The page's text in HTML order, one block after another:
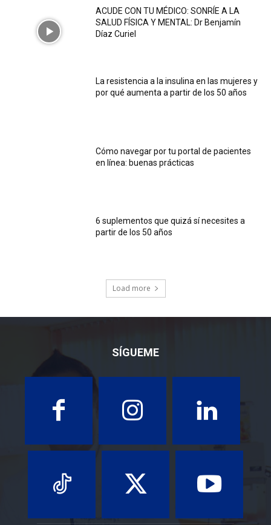
ACUDE CON TU MÉDICO: SONRÍE A LA
SALUD FÍSICA Y MENTAL: Dr Benjamín
Díaz Curiel
La resistencia a la insulina en las mujeres y
por qué aumenta a partir de los 50 años
Cómo navegar por tu portal de pacientes
en línea: buenas prácticas
6 suplementos que quizá sí necesites a
partir de los 50 años
Load more
SÍGUEME